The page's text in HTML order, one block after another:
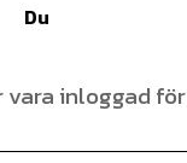
Du